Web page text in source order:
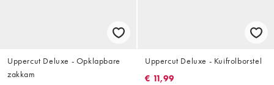
Uppercut Deluxe - Opklapbare
zakkam
Uppercut Deluxe - Kuifrolborstel
€ 11,99